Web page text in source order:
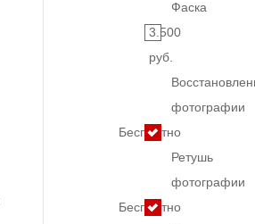
Фаска
3.500
руб.
фотографии
Бесплатно
Ретушь
фотографии
Бесплатно